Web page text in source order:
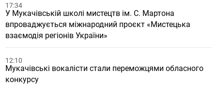
17:34
У Мукачівській школі мистецтв ім. С. Мартона
впроваджується міжнародний проєкт «Мистецька
взаємодія регіонів України»
12:10
Мукачівські вокалісти стали переможцями обласного
конкурсу